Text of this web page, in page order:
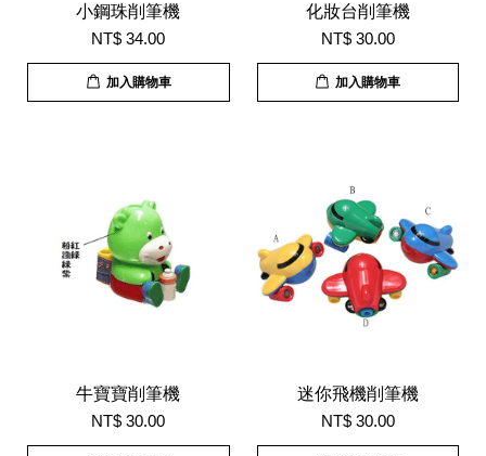
小鋼珠削筆機
NT$ 34.00
加入購物車
化妝台削筆機
NT$ 30.00
加入購物車
牛寶寶削筆機
NT$ 30.00
迷你飛機削筆機
NT$ 30.00